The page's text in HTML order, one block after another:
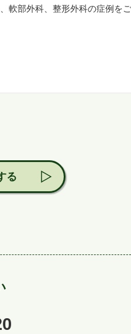
軟部外科、整形外科の症例を
る